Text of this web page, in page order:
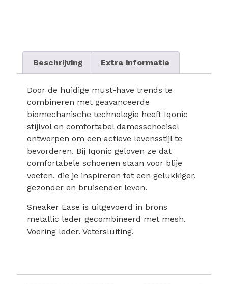
Beschrijving Extra informatie
Door de huidige must-have trends te
combineren met geavanceerde
biomechanische technologie heeft Iqonic
stijlvol en comfortabel damesschoeisel
ontworpen om een actieve levensstijl te
bevorderen. Bij Iqonic geloven ze dat
comfortabele schoenen staan voor blije
voeten, die je inspireren tot een gelukkiger,
gezonder en bruisender leven.
Sneaker Ease is uitgevoerd in brons
metallic leder gecombineerd met mesh.
Voering leder. Vetersluiting.